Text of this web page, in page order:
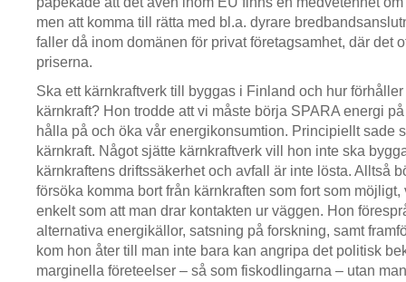
men att komma till rätta med bl.a. dyrare
faller då inom domänen för privat företagsamhet, där det
priserna.
Ska ett kärnkraftverk till byggas i Finland och hur
kärnkraft? Hon trodde att vi måste börja SPARA energi
hålla på och öka vår energikonsumtion. Principiellt sade
kärnkraft. Något sjätte kärnkraftverk vill hon inte ska
kärnkraftens driftssäkerhet och avfall är inte lösta. Alltså
försöka komma bort från kärnkraften som fort som
enkelt som att man drar kontakten ur väggen. Hon
alternativa energikällor, satsning på forskning, samt
kom hon åter till man inte bara kan angripa det politisk
marginella företeelser – så som fiskodlingarna – utan